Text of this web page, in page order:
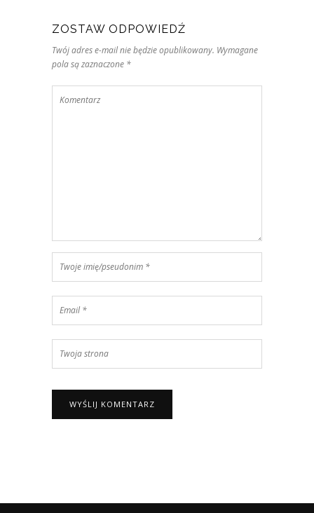
ZOSTAW ODPOWIEDŹ
Twój adres e-mail nie będzie opublikowany. Wymagane
pola są zaznaczone *